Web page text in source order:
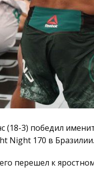
(18-3) победил
Night 170 в Бразилии.
перешел к